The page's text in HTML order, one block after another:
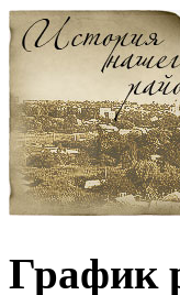
График